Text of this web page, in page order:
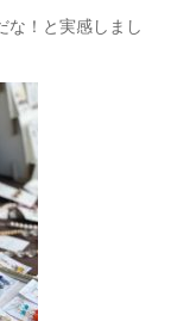
な！と実感しまし